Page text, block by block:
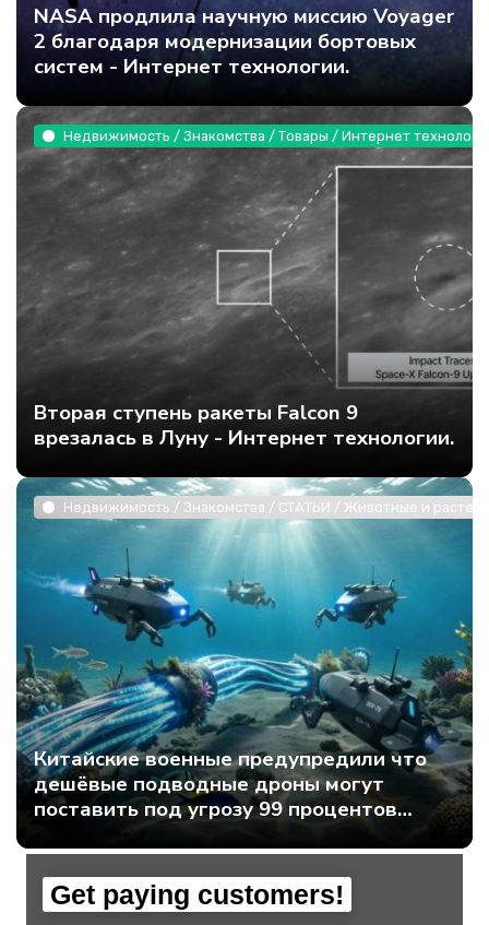
NASA продлила научную миссию Voyager
2 благодаря модернизации бортовых
систем - Интернет технологии.
Недвижимость / Знакомства / Товары / Интернет
Вторая ступень ракеты Falcon 9
врезалась в Луну - Интернет технологии.
Недвижимость / Знакомства / СТАТЬИ / Животные и
Китайские военные предупредили что
дешёвые подводные дроны могут
поставить под угрозу 99 процентов
мирового интернет-трафика - Интернет
технологии.
Get paying customers!